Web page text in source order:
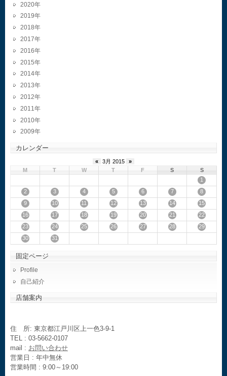
2020
2019
2018
2017
2016
2015
2014
2013
2012
2011
2010
2009
カレンダー
« 3月 2015
»
M
T W T F S
S
1
2
3 4 5 6 7
8
9
10 11 12 13 14
15
16
17 18 19 20 21
22
23
24 25 26 27 28
29
30
31
固定ページ
Profile
自己紹介
店舗案内
住 所: 東京都江戸川区上一色3-9-1
TEL : 03-5662-0107
mail : お問い合わせ
営業日 : 年中無休
営業時間 : 9:00～19:00